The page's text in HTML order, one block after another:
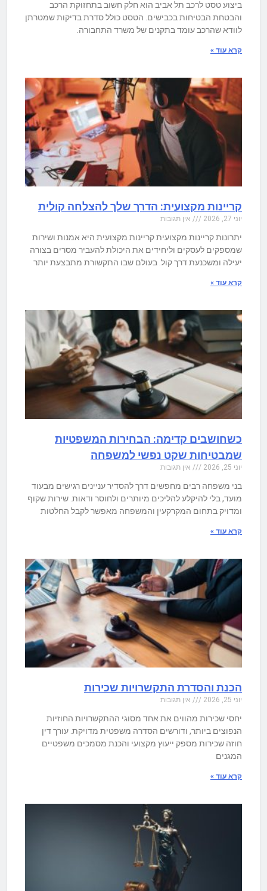
ביצוע טסט לרכב תל אביב הוא חלק חשוב בתחזוקת הרכב
והבטחת הבטיחות בכבישים. הטסט כולל סדרת בדיקות שמטרתן
לוודא שהרכב עומד בתקנים של משרד התחבורה.
קרא עוד »
קריינות מקצועית: הדרך שלך להצלחה קולית
יוני 27, 2026 אין תגובות
יתרונות קריינות מקצועית קריינות מקצועית היא אמנות ושירות
שמספקים לעסקים וליחידים את היכולת להעביר מסרים בצורה
יעילה ומשכנעת דרך קול. בעולם שבו התקשורת מתבצעת יותר
קרא עוד »
כשחושבים קדימה: הבחירות המשפטיות
שמבטיחות שקט נפשי למשפחה
יוני 25, 2026 אין תגובות
בני משפחה רבים מחפשים דרך להסדיר עניינים רגישים מבעוד
מועד, בלי להיקלע להליכים מיותרים ולחוסר ודאות. שירות שקוף
ומדויק בתחום המקרקעין והמשפחה מאפשר לקבל החלטות
קרא עוד »
הכנת והסדרת התקשרויות שכירות
יוני 25, 2026 אין תגובות
יחסי שכירות מהווים את אחד מסוגי ההתקשרויות החוזיות
הנפוצים ביותר, ודורשים הסדרה משפטית מדויקת. עורך דין
חוזה שכירות מספק ייעוץ מקצועי והכנת מסמכים משפטיים
המגנים
קרא עוד »